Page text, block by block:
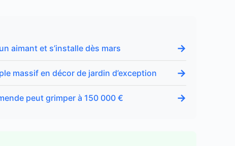
aimant et s’installe dès mars →
massif en décor de jardin d’exception →
peut grimper à 150 000 € →